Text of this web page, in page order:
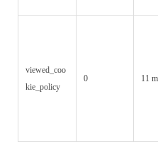
viewed_coo
kie_policy
0 11